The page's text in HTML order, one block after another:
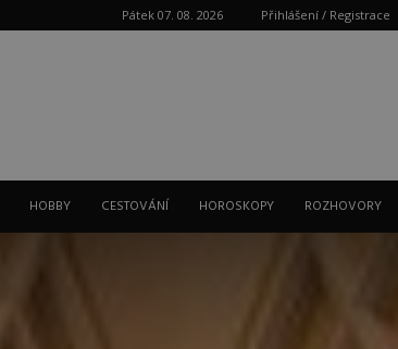
Pátek 07. 08. 2026 Přihlášení / Registrace
HOBBY CESTOVÁNÍ HOROSKOPY ROZHOVORY